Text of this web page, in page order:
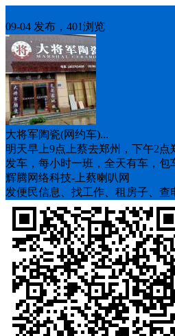
09-04 发布，401浏览
大将军陶瓷(网约车)...
明天早上9点上蔡去郑州，下午2
发车，每小时一班，全天有车，包
辉腾网络科技-上蔡喇叭网
发便民信息、找工作、租房子、查